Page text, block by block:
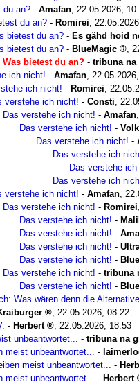
du an? - Amafan 22.05.2026,
du an? - Romirei
bietest du an? - Es gähd hoid
bietest du an? - BlueMagic
Was bietest du an? - tribuna
ich nicht! - Amafan
ich nicht! - Romirei
verstehe ich nicht! - Consti
Das verstehe ich nicht! - Amafan
Das verstehe ich nicht! -
Das verstehe ich nicht! -
Das verstehe ich
Das verstehe
Das verstehe ich
verstehe ich nicht! - Amafan
Das verstehe ich nicht! - Romirei
Das verstehe ich nicht! -
Das verstehe ich nicht! -
Das verstehe ich nicht! -
Das verstehe ich nicht! -
Das verstehe ich nicht! - tribuna
Das verstehe ich nicht! -
Was wären denn die
22.05.2026, 08:22
- Herbert
22.05.2026, 18:53
unbeantwortet...
- tribuna na
meist unbeantwortet...
-
meist unbeantwortet...
-
meist unbeantwortet...
- Herbert